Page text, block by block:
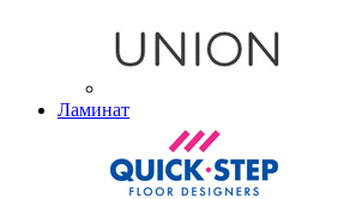
Ламинат